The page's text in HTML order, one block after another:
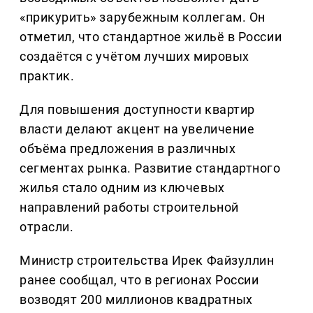
«прикурить» зарубежным коллегам. Он
отметил, что стандартное жильё в России
создаётся с учётом лучших мировых
практик.
Для повышения доступности квартир
власти делают акцент на увеличение
объёма предложения в различных
сегментах рынка. Развитие стандартного
жилья стало одним из ключевых
направлений работы строительной
отрасли.
Министр строительства Ирек Файзуллин
ранее сообщал, что в регионах России
возводят 200 миллионов квадратных